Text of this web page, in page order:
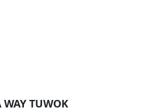
TUWOK